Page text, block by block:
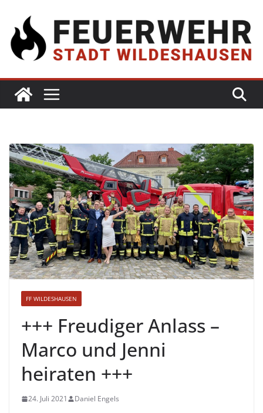
FF WILDESHAUSEN
+++ Freudiger Anlass –
Marco und Jenni
heiraten +++
24. Juli 2021 Daniel Engels